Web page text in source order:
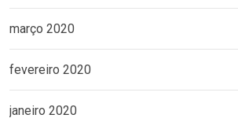
março 2020
fevereiro 2020
janeiro 2020